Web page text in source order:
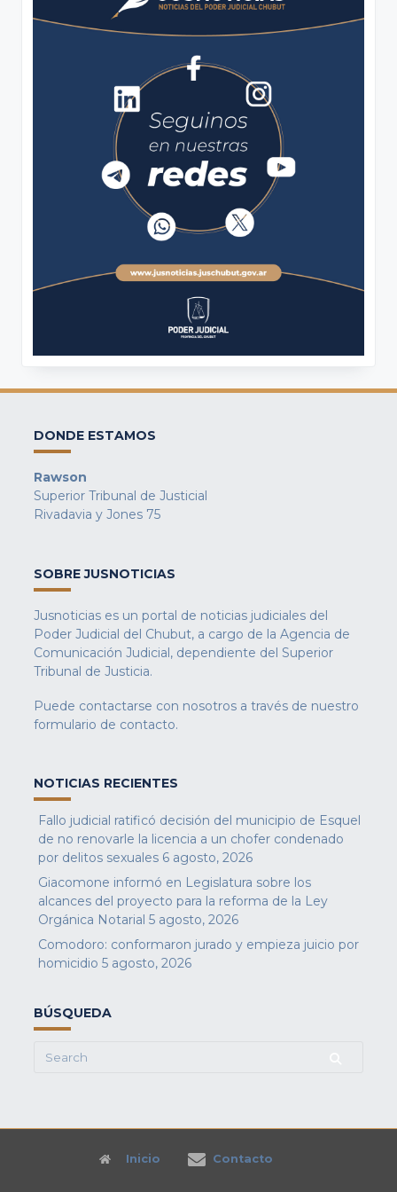
DONDE ESTAMOS
Rawson
Superior Tribunal de Justicial
Rivadavia y Jones 75
SOBRE JUSNOTICIAS
Jusnoticias es un portal de noticias judiciales del
Poder Judicial del Chubut, a cargo de la Agencia de
Comunicación Judicial, dependiente del Superior
Tribunal de Justicia.
Puede contactarse con nosotros a través de nuestro
formulario de contacto.
NOTICIAS RECIENTES
Fallo judicial ratificó decisión del municipio de Esquel
de no renovarle la licencia a un chofer condenado
por delitos sexuales 6 agosto, 2026
Giacomone informó en Legislatura sobre los
alcances del proyecto para la reforma de la Ley
Orgánica Notarial 5 agosto, 2026
Comodoro: conformaron jurado y empieza juicio por
homicidio 5 agosto, 2026
BÚSQUEDA
Search
Inicio Contacto